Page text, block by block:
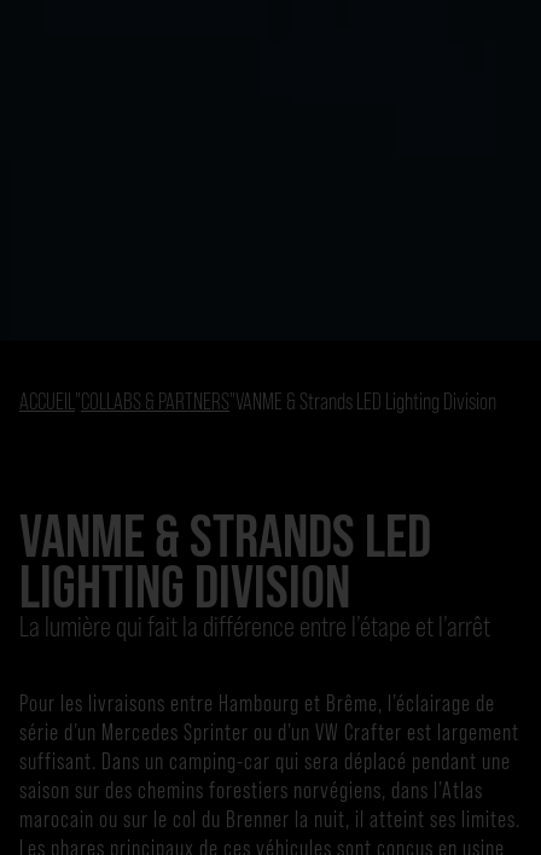
ACCUEIL "COLLABS & PARTNERS"VANME & Strands LED Lighting Division
VANME & STRANDS LED
LIGHTING DIVISION
La lumière qui fait la différence entre l’étape et l’arrêt
Pour les livraisons entre Hambourg et Brême, l’éclairage de
série d’un Mercedes Sprinter ou d’un VW Crafter est largement
suffisant. Dans un camping-car qui sera déplacé pendant une
saison sur des chemins forestiers norvégiens, dans l’Atlas
marocain ou sur le col du Brenner la nuit, il atteint ses limites.
Les phares principaux de ces véhicules sont conçus en usine